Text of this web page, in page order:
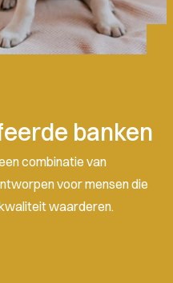
banken
combinatie van
voor mensen die
waarderen.